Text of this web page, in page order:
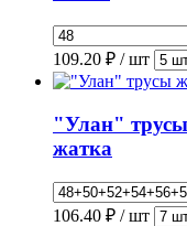
109.20 ₽ / шт
"Улан"
жатка
106.40 ₽ / шт